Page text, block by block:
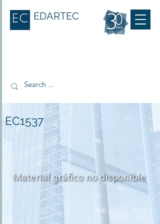
EDARTEC
EC1537